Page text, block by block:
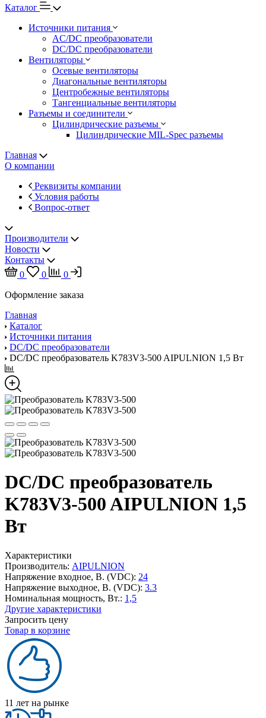
Каталог
Источники питания
AC/DC преобразователи
DC/DC преобразователи
Вентиляторы
Осевые вентиляторы
Диагональные вентиляторы
Центробежные вентиляторы
Тангенциальные вентиляторы
Разъемы и соединители
Цилиндрические разъемы
Цилиндрические MIL-Spec разъемы
Главная
О компании
Реквизиты компании
Условия работы
Вопрос-ответ
Производители
Новости
Контакты
0
0
0
Оформление заказа
Главная
Каталог
Источники питания
DC/DC преобразователи
DC/DC преобразователь K783V3-500 AIPULNION 1,5 Вт
DC/DC преобразователь
K783V3-500 AIPULNION 1,5
Вт
Характеристики
Производитель: AIPULNION
Напряжение входное, В. (VDC): 24
Напряжение выходное, В. (VDC): 3.3
Номинальная мощность, Вт.: 1,5
Другие характеристики
Запросить цену
Товар в корзине
11 лет на рынке